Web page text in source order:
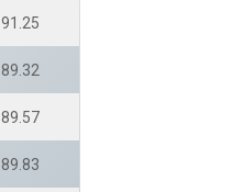
91.25
89.32
89.57
89.83